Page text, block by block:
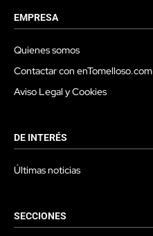
EMPRESA
Quienes somos
Contactar con enTomelloso.com
Aviso Legal y Cookies
DE INTERÉS
Últimas noticias
SECCIONES